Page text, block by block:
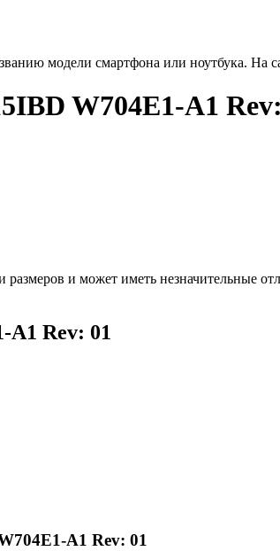
модели смартфона или ноутбука. На
W704E1-A1
и может иметь незначительные
A1 Rev: 01
A1 Rev: 01